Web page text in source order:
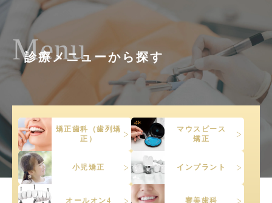
診療メニューから探す
Menu
矯正歯科（歯列矯
正）
マウスピース
矯正
小児矯正 インプラント
オールオン4 審美歯科